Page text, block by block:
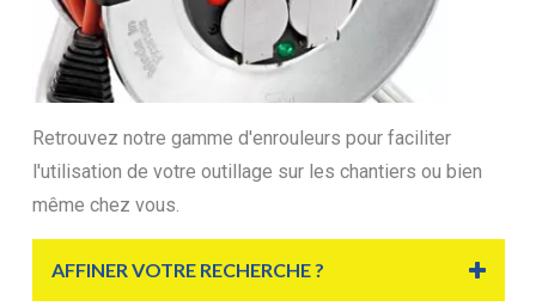
Retrouvez notre gamme d'enrouleurs pour faciliter
l'utilisation de votre outillage sur les chantiers ou bien
même chez vous.
AFFINER VOTRE RECHERCHE ?